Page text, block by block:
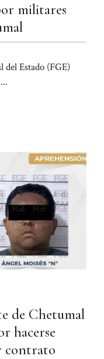
militares
Estado (FGE)
de Chetumal
hacerse
contrato